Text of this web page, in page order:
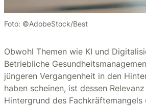
Foto: ©AdobeStock/Best
Obwohl Themen wie KI und
Betriebliche
jüngeren Vergangenheit in den
haben scheinen, ist dessen
Hintergrund des